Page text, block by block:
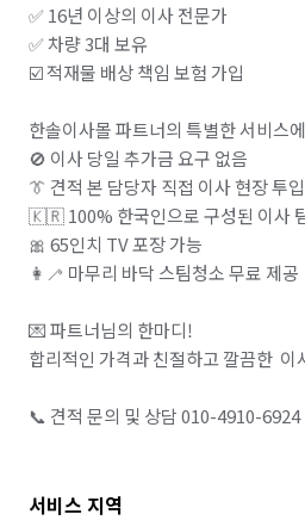
✅ 16년 이상의 이사 전문가
✅ 차량 3대 보유
☑️ 적재물 배상 책임 보험 가입
한솔이사몰 파트너의 특별한 서비스
🚫 이사 당일 추가금 요구 없음
👔 견적 본 담당자 직접 이사 현장 투입
🇰🇷 100% 한국인으로 구성된 이사
🎀 65인치 TV 포장 가능
👩‍🦯 마무리 바닥 스팀청소 무료 제공
💌 파트너님의 한마디!
합리적인 가격과 친절하고 깔끔한
📞 견적 문의 및 상담 010-4910-6924
서비스 지역